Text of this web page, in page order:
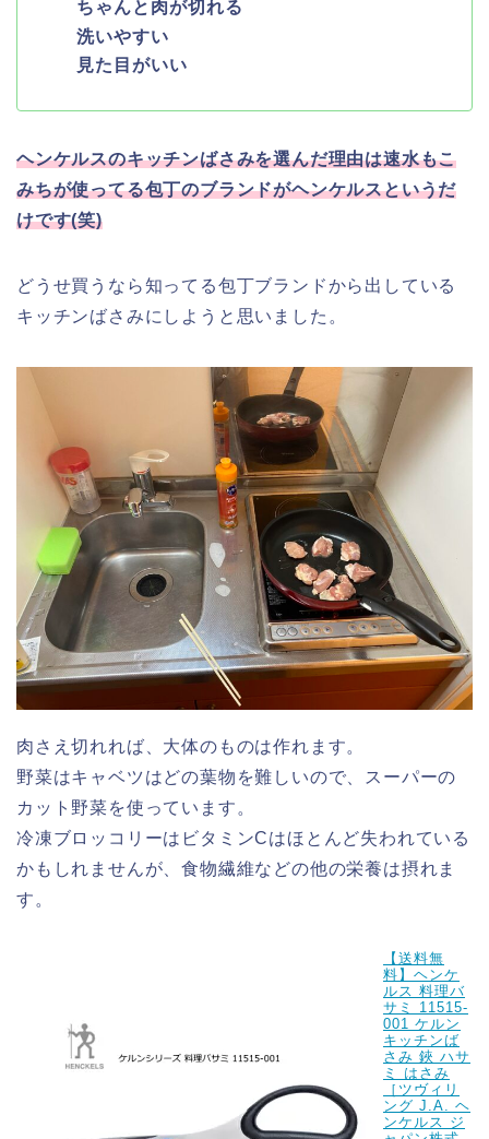
ちゃんと肉が切れる
洗いやすい
見た目がいい
ヘンケルスのキッチンばさみを選んだ理由は速水もこ
みちが使ってる包丁のブランドがヘンケルスというだ
けです(笑)
どうせ買うなら知ってる包丁ブランドから出している
キッチンばさみにしようと思いました。
肉さえ切れれば、大体のものは作れます。
野菜はキャベツはどの葉物を難しいので、スーパーの
カット野菜を使っています。
冷凍ブロッコリーはビタミンCはほとんど失われている
かもしれませんが、食物繊維などの他の栄養は摂れま
す。
【送料無
料】ヘンケ
ルス 料理バ
サミ 11515-
001 ケルン
キッチンば
さみ 鋏 ハサ
ミ はさみ
［ツヴィリ
ング J.A. ヘ
ンケルス ジ